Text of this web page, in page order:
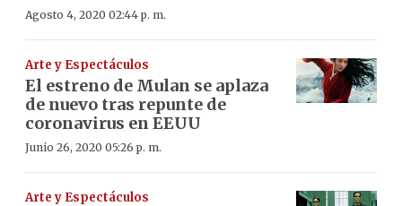
Agosto 4, 2020 02:44 p. m.
Arte y Espectáculos
El estreno de Mulan se aplaza
de nuevo tras repunte de
coronavirus en EEUU
Junio 26, 2020 05:26 p. m.
Arte y Espectáculos